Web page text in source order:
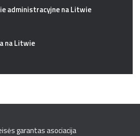
administracyjne na Litwie
na Litwie